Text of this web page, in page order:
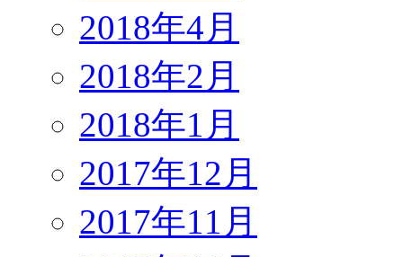
2018年4月
2018年2月
2018年1月
2017年12月
2017年11月